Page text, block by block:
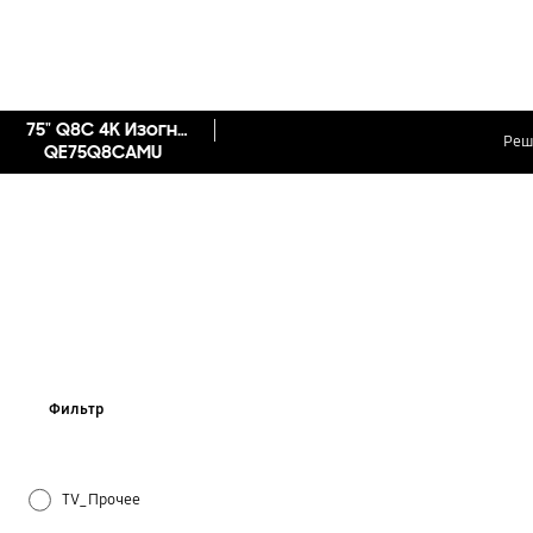
75" Q8C 4K Изогнутый Smart QLED TV
QE75Q8CAMU
Фильтр
TV_Прочее